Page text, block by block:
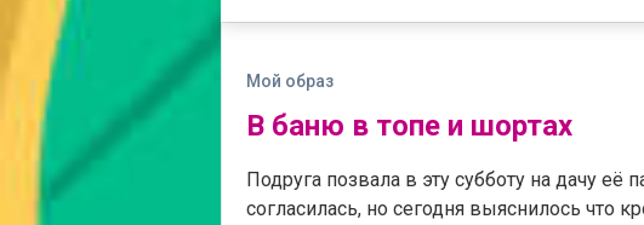
Мой образ
В баню в топе и шортах
Подруга позвала в эту субботу на дачу
согласилась, но сегодня выяснилось что